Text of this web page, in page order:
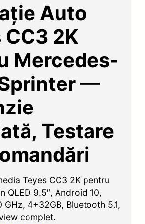
Auto
CC3 2K
Mercedes-
—
Testare
Teyes CC3 2K pentru
QLED 9.5″, Android 10,
4+32GB, Bluetooth 5.1,
complet.